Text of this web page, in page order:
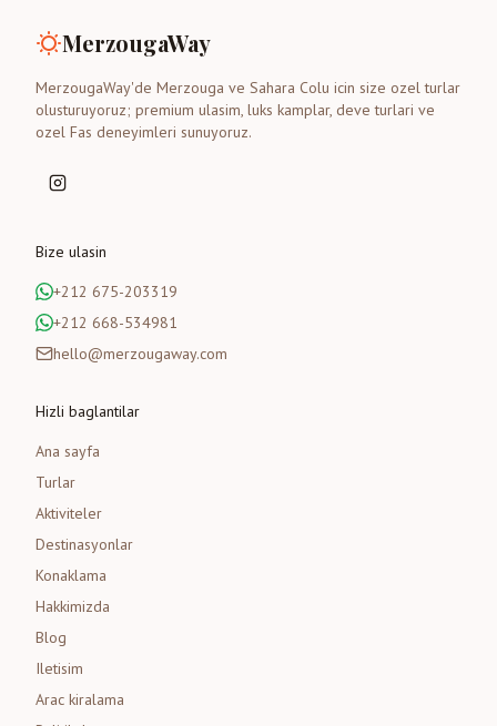
MerzougaWay
MerzougaWay'de Merzouga ve Sahara Colu icin size ozel turlar
olusturuyoruz; premium ulasim, luks kamplar, deve turlari ve
ozel Fas deneyimleri sunuyoruz.
Bize ulasin
+212 675-203319
+212 668-534981
hello@merzougaway.com
Hizli baglantilar
Ana sayfa
Turlar
Aktiviteler
Destinasyonlar
Konaklama
Hakkimizda
Blog
Iletisim
Arac kiralama